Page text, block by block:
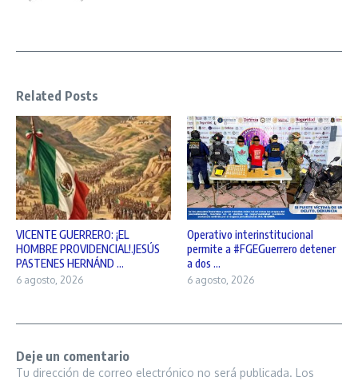
Related Posts
VICENTE GUERRERO: ¡EL
HOMBRE PROVIDENCIAL!.JESÚS
PASTENES HERNÁND ...
6 agosto, 2026
Operativo interinstitucional
permite a #FGEGuerrero detener
a dos ...
6 agosto, 2026
Deje un comentario
Tu dirección de correo electrónico no será publicada. Los